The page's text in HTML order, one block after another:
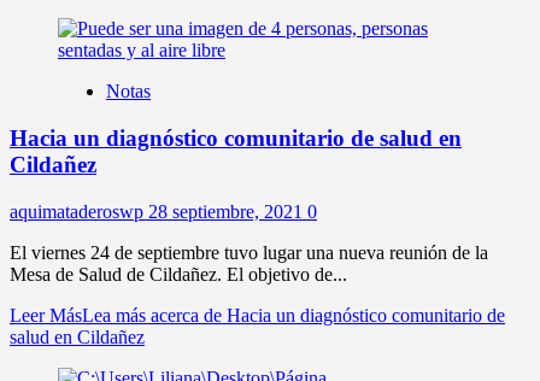
Notas
Hacia un diagnóstico comunitario de salud en
Cildañez
aquimataderoswp 28 septiembre, 2021 0
El viernes 24 de septiembre tuvo lugar una nueva reunión de la
Mesa de Salud de Cildañez. El objetivo de...
Leer MásLea más acerca de Hacia un diagnóstico comunitario de
salud en Cildañez